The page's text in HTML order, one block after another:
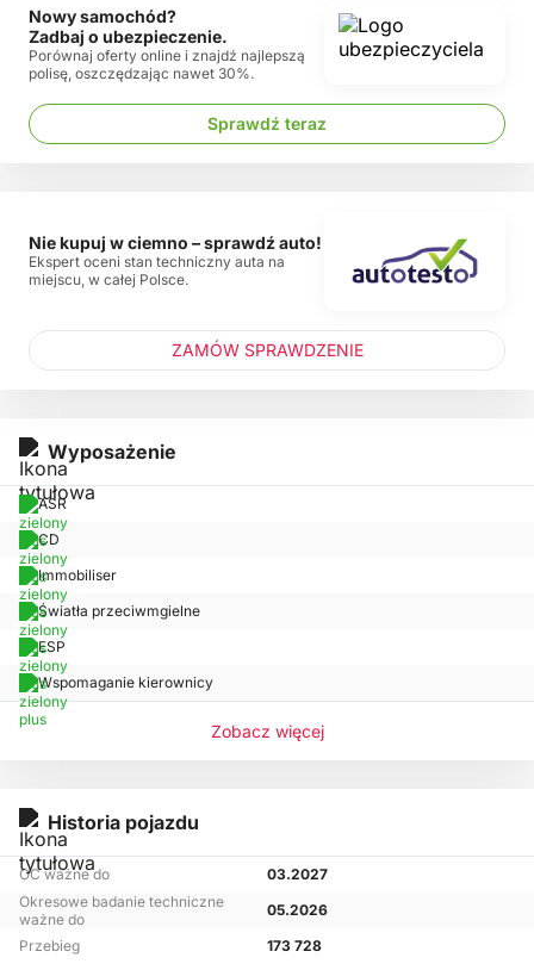
Wyposażenie
ASR
CD
Immobiliser
Światła przeciwmgielne
ESP
Wspomaganie kierownicy
Zobacz więcej
Historia pojazdu
OC ważne do
03.2027
Okresowe badanie techniczne
ważne do
05.2026
Przebieg
173 728
Nowy samochód?
Zadbaj o ubezpieczenie.
Porównaj oferty online i znajdź najlepszą
polisę, oszczędzając nawet 30%.
Sprawdź teraz
Nie kupuj w ciemno – sprawdź auto!
Ekspert oceni stan techniczny auta na
miejscu, w całej Polsce.
ZAMÓW SPRAWDZENIE